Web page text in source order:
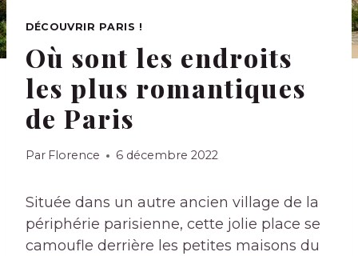
DÉCOUVRIR PARIS !
Où sont les endroits
les plus romantiques
de Paris
Par Florence 6 décembre 2022
Située dans un autre ancien village de la
périphérie parisienne, cette jolie place se
camoufle derrière les petites maisons du